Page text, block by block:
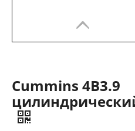
Cummins 4B3.9